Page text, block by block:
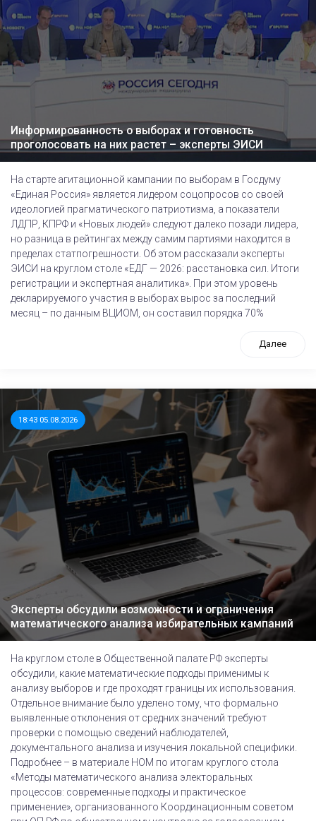
Информированность о выборах и готовность
проголосовать на них растет – эксперты ЭИСИ
На старте агитационной кампании по выборам в Госдуму
«Единая Россия» является лидером соцопросов со своей
идеологией прагматического патриотизма, а показатели
ЛДПР, КПРФ и «Новых людей» следуют далеко позади лидера,
но разница в рейтингах между самим партиями находится в
пределах статпогрешности. Об этом рассказали эксперты
ЭИСИ на круглом столе «ЕДГ — 2026: расстановка сил. Итоги
регистрации и экспертная аналитика». При этом уровень
декларируемого участия в выборах вырос за последний
месяц – по данным ВЦИОМ, он составил порядка 70%
Далее
18:43 05.08.2026
Эксперты обсудили возможности и ограничения
математического анализа избирательных кампаний
На круглом столе в Общественной палате РФ эксперты
обсудили, какие математические подходы применимы к
анализу выборов и где проходят границы их использования.
Отдельное внимание было уделено тому, что формально
выявленные отклонения от средних значений требуют
проверки с помощью сведений наблюдателей,
документального анализа и изучения локальной специфики.
Подробнее – в материале НОМ по итогам круглого стола
«Методы математического анализа электоральных
процессов: современные подходы и практическое
применение», организованного Координационным советом